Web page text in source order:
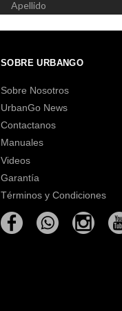
SOBRE URBANGO
Sobre Nosotros
UrbanGo News
Contactanos
Manuales
Videos
Garantía
Términos y Condiciones